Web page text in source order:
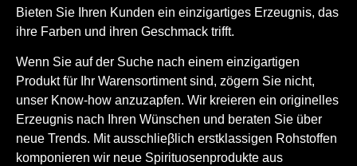
Bieten Sie Ihren Kunden ein einzigartiges Erzeugnis, das
ihre Farben und ihren Geschmack trifft.
Wenn Sie auf der Suche nach einem einzigartigen
Produkt für Ihr Warensortiment sind, zögern Sie nicht,
unser Know-how anzuzapfen. Wir kreieren ein originelles
Erzeugnis nach Ihren Wünschen und beraten Sie über
neue Trends. Mit ausschlieβlich erstklassigen Rohstoffen
komponieren wir neue Spirituosenprodukte aus